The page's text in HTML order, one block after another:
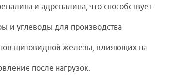
и адреналина, что способствует
и углеводы для производства
щитовидной железы, влияющих на
после нагрузок.